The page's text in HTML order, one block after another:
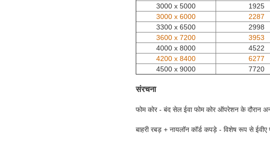
3000 x 5000
1925
3000 x 6000
2287
3300 x 6500
2998
3600 x 7200
3953
4000 x 8000
4522
4200 x 8400
6277
4500 x 9000
7720
संरचना
फोम कोर - बंद सेल ईवा फोम कोर ऑपरेशन के दौरान
बाहरी रबड़ + नायलॉन कॉर्ड कपड़े - विशेष रूप से